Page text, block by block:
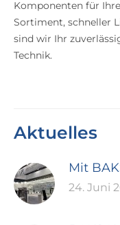
Komponenten für
Sortiment, schneller
sind wir Ihr
Technik.
Aktuelles
Mit
24. Juni